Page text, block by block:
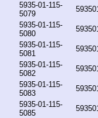
5935-01-115-
5079
5935-01-115-
5080
5935-01-115-
5081
5935-01-115-
5082
5935-01-115-
5083
5935-01-115-
5085